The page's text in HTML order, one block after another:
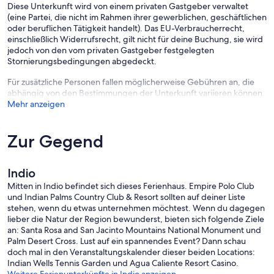
✔ Refrigerator/Freezer
✔ Dishwasher
✔ Split Sink - Hot & Cold Water
✔ Trays
✔ Glassware Set
✔ Silverware
✔ Pots & Pans
Once the cooking is done, serve it on our beautiful dining table and
Five bedrooms so comfortable, that it feels like you are sleeping on
clouds.
Master Bedroom: King-Size Bed, Ensuite Bathroom
Bedroom 2: Queen-Size Bed
Bedroom 3: King-Size Bed
Diese Unterkunft wird von einem privaten Gastgeber verwaltet
(eine Partei, die nicht im Rahmen ihrer gewerblichen, geschäftlichen
oder beruflichen Tätigkeit handelt). Das EU-Verbraucherrecht,
einschließlich Widerrufsrecht, gilt nicht für deine Buchung, sie wird
jedoch von den vom privaten Gastgeber festgelegten
Stornierungsbedingungen abgedeckt.
Für zusätzliche Personen fallen möglicherweise Gebühren an, die
abhängig von den Bestimmungen der Unterkunft variieren können.
Mehr anzeigen
Zur Gegend
Indio
Mitten in Indio befindet sich dieses Ferienhaus. Empire Polo Club
und Indian Palms Country Club & Resort sollten auf deiner Liste
stehen, wenn du etwas unternehmen möchtest. Wenn du dagegen
lieber die Natur der Region bewunderst, bieten sich folgende Ziele
an: Santa Rosa and San Jacinto Mountains National Monument und
Palm Desert Cross. Lust auf ein spannendes Event? Dann schau
doch mal in den Veranstaltungskalender dieser beiden Locations:
Indian Wells Tennis Garden und Agua Caliente Resort Casino.